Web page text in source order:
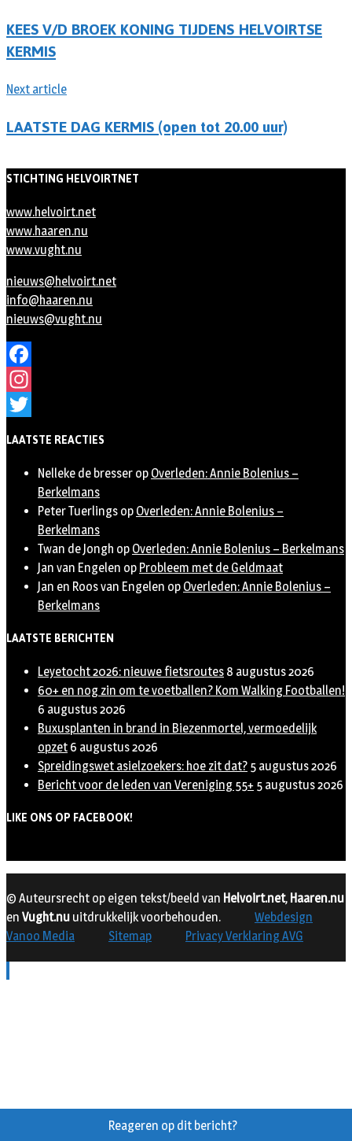
KEES V/D BROEK KONING TIJDENS HELVOIRTSE
KERMIS
Next article
LAATSTE DAG KERMIS (open tot 20.00 uur)
STICHTING HELVOIRTNET
www.helvoirt.net
www.haaren.nu
www.vught.nu
nieuws@helvoirt.net
info@haaren.nu
nieuws@vught.nu
Facebook
Instagram
LAATSTE REACTIES
Nelleke de bresser op Overleden: Annie Bolenius –
Berkelmans
Peter Tuerlings op Overleden: Annie Bolenius –
Berkelmans
Twan de Jongh op Overleden: Annie Bolenius – Berkelmans
Jan van Engelen op Probleem met de Geldmaat
Jan en Roos van Engelen op Overleden: Annie Bolenius –
Berkelmans
LAATSTE BERICHTEN
Leyetocht 2026: nieuwe fietsroutes 8 augustus 2026
60+ en nog zin om te voetballen? Kom Walking Footballen!
6 augustus 2026
Buxusplanten in brand in Biezenmortel, vermoedelijk
opzet 6 augustus 2026
Spreidingswet asielzoekers: hoe zit dat? 5 augustus 2026
Bericht voor de leden van Vereniging 55+ 5 augustus 2026
LIKE ONS OP FACEBOOK!
Reageren op dit bericht?
© Auteursrecht op eigen tekst/beeld van Helvoirt.net, Haaren.nu
en Vught.nu uitdrukkelijk voorbehouden.
Webdesign
Vanoo Media
Sitemap Privacy Verklaring AVG